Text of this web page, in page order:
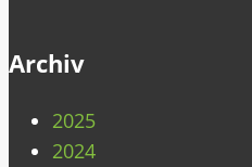
Archiv
2025
2024